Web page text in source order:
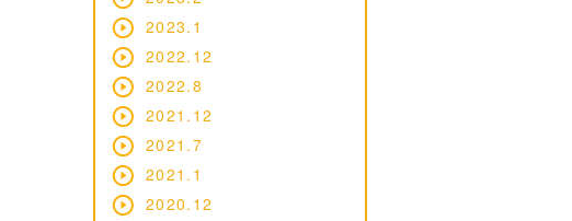
2023.1
2022.12
2022.8
2021.12
2021.7
2021.1
2020.12